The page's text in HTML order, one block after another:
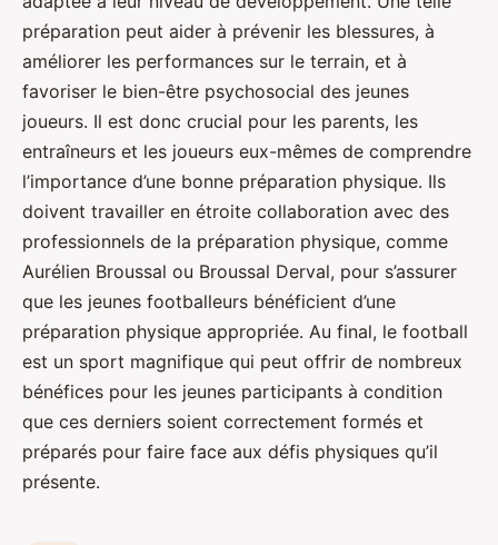
préparation peut aider à prévenir les blessures, à
améliorer les performances sur le terrain, et à
favoriser le bien-être psychosocial des jeunes
joueurs. Il est donc crucial pour les parents, les
entraîneurs et les joueurs eux-mêmes de comprendre
l’importance d’une bonne préparation physique. Ils
doivent travailler en étroite collaboration avec des
professionnels de la préparation physique, comme
Aurélien Broussal ou Broussal Derval, pour s’assurer
que les jeunes footballeurs bénéficient d’une
préparation physique appropriée. Au final, le football
est un sport magnifique qui peut offrir de nombreux
bénéfices pour les jeunes participants à condition
que ces derniers soient correctement formés et
préparés pour faire face aux défis physiques qu’il
présente.